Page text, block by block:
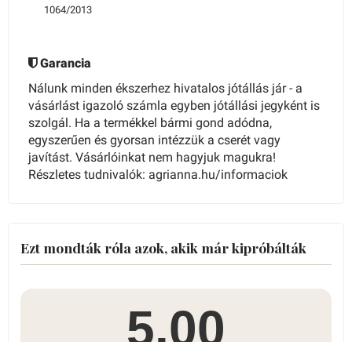
1064/2013
Garancia
Nálunk minden ékszerhez hivatalos jótállás jár - a
vásárlást igazoló számla egyben jótállási jegyként is
szolgál. Ha a termékkel bármi gond adódna,
egyszerűen és gyorsan intézzük a cserét vagy
javítást. Vásárlóinkat nem hagyjuk magukra!
Részletes tudnivalók: agrianna.hu/informaciok
Ezt mondták róla azok, akik már kipróbálták
5.00